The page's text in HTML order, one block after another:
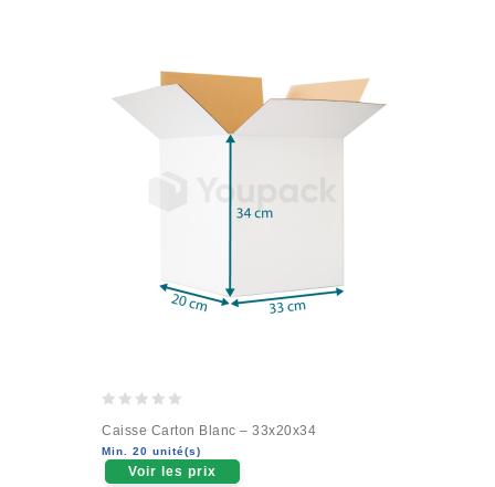
out
of
5
Caisse Carton Blanc – 33x20x34
Min. 20 unité(s)
Voir les prix